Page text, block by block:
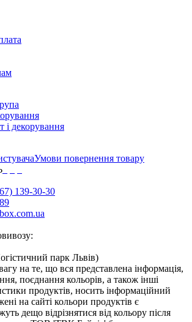
і декорування
Умови повернення товару
139-30-30
парк Львів)
на те, що вся представлена інформація,
поєднання кольорів, а також інші
продуктів, носить інформаційний
на сайті кольори продуктів є
дещо відрізнятися від кольору після